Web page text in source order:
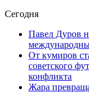
Сегодня
Павел Дуров
От кумиров
советского
конфликта
Жара